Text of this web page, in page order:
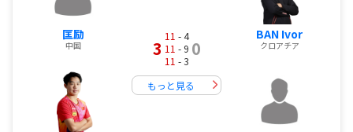
匡励
中国 3
11 - 4
11 - 9
11 - 3
0
もっと見る
BAN Ivor
クロアチア